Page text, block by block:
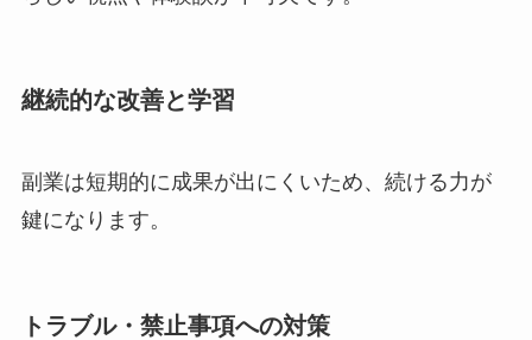
継続的な改善と学習
副業は短期的に成果が出にくいため、続ける力が
鍵になります。
トラブル・禁止事項への対策